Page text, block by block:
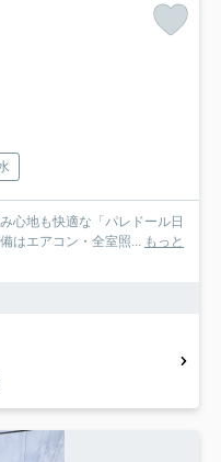
心地も快適な「パレドール日
はエアコン・全室照... もっと